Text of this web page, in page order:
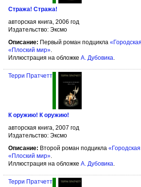
Стража! Стража!
авторская книга, 2006 год
Издательство: Эксмо
Описание: Первый роман подцикла
«Плоский мир»
Иллюстрация на обложке А. Дубовика
Терри Пратчетт
К оружию! К оружию!
авторская книга, 2007 год
Издательство: Эксмо
Описание: Второй роман подцикла
«Плоский мир».
Иллюстрация на обложке А. Дубовика.
Терри Пратчетт